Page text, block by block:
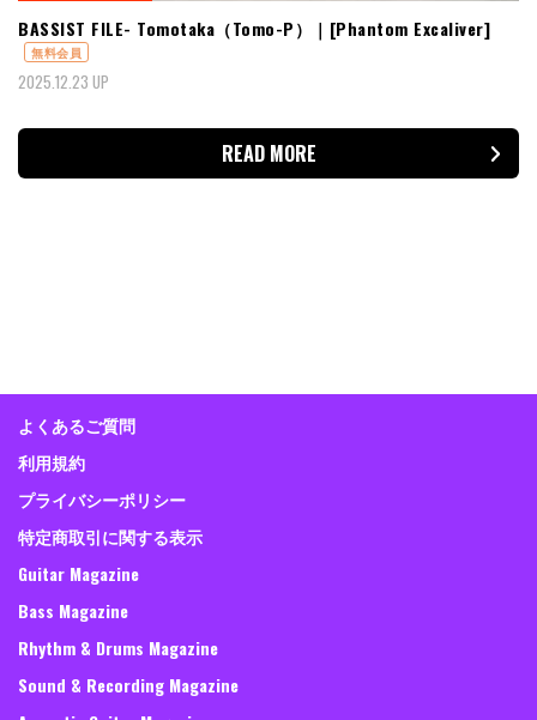
BASSIST FILE- Tomotaka（Tomo-P）｜[Phantom Excaliver]
無料会員
2025.12.23 UP
READ MORE
よくあるご質問
利用規約
プライバシーポリシー
特定商取引に関する表示
Guitar Magazine
Bass Magazine
Rhythm & Drums Magazine
Sound & Recording Magazine